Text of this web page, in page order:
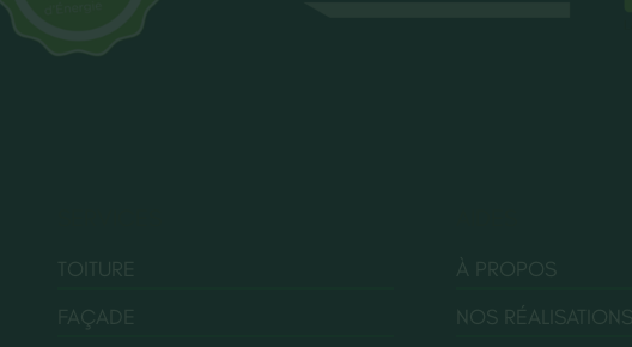
TOITURE
FAÇADE
À PROPOS
NOS RÉALISATIONS